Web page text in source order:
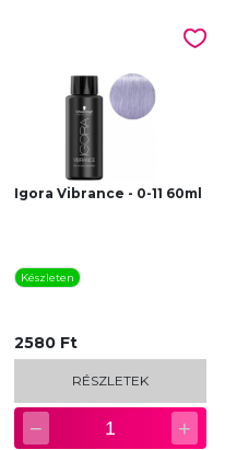
Igora Vibrance - 0-11 60ml
Készleten
2580 Ft
RÉSZLETEK
− 1 +